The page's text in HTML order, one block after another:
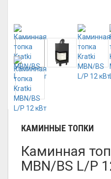
КАМИННЫЕ ТОПКИ
Каминная
MBN/BS L/P